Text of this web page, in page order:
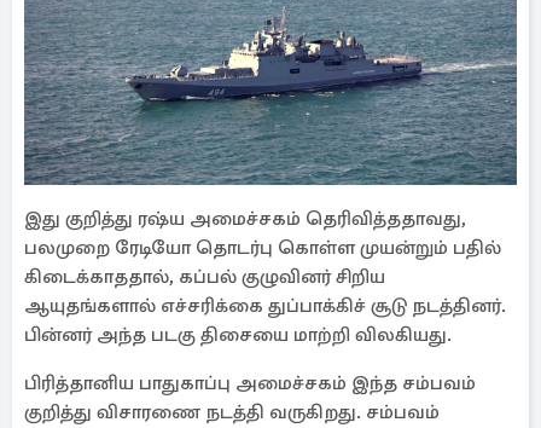
இது குறித்து ரஷ்ய அமைச்சகம் தெரிவித்ததாவது,
பலமுறை ரேடியோ தொடர்பு கொள்ள முயன்றும் பதில்
கிடைக்காததால், கப்பல் குழுவினர் சிறிய
ஆயுதங்களால் எச்சரிக்கை துப்பாக்கிச் சூடு நடத்தினர்.
பின்னர் அந்த படகு திசையை மாற்றி விலகியது.
பிரித்தானிய பாதுகாப்பு அமைச்சகம் இந்த சம்பவம்
குறித்து விசாரணை நடத்தி வருகிறது. சம்பவம்